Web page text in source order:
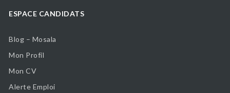
ESPACE CANDIDATS
Blog – Mosala
Mon Profil
Mon CV
Alerte Emploi